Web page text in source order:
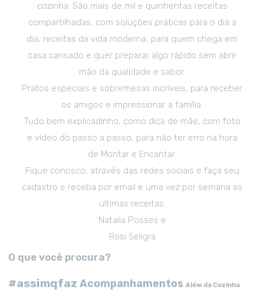
cozinha. São mais de mil e quinhentas receitas
compartilhadas, com soluções práticas para o dia a
dia, receitas da vida moderna, para quem chega em
casa cansado e quer preparar algo rápido sem abrir
mão da qualidade e sabor.
Pratos especiais e sobremesas incríveis, para receber
os amigos e impressionar a família.
Tudo bem explicadinho, como dica de mãe, com foto
e vídeo do passo a passo, para não ter erro na hora
de Montar e Encantar.
Fique conosco, através das redes sociais e faça seu
cadastro e receba por email e uma vez por semana as
ultimas receitas.
Natalia Posses e
Rosi Seligra
O que você procura?
#assimqfaz Acompanhamentos Além da Cozinha